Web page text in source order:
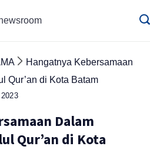
Hangatnya Kebersamaan
Qur’an di Kota Batam
Dalam
Qur’an di Kota